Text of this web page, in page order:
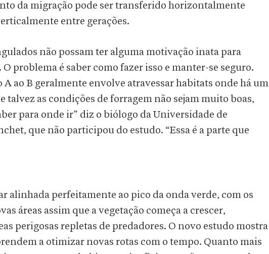
da migração pode ser transferido horizontalmente
entre gerações.
não possam ter alguma motivação inata para
problema é saber como fazer isso e manter-se seguro.
A ao B geralmente envolve atravessar habitats onde há um
talvez as condições de forragem não sejam muito boas,
para onde ir” diz o biólogo da Universidade de
que não participou do estudo. “Essa é a parte que
alinhada perfeitamente ao pico da onda verde, com os
áreas assim que a vegetação começa a crescer,
perigosas repletas de predadores. O novo estudo mostra
a otimizar novas rotas com o tempo. Quanto mais